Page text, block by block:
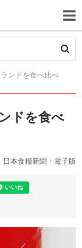
ンドを食べ比べ
ドを食べ
日本食糧新聞・電子版